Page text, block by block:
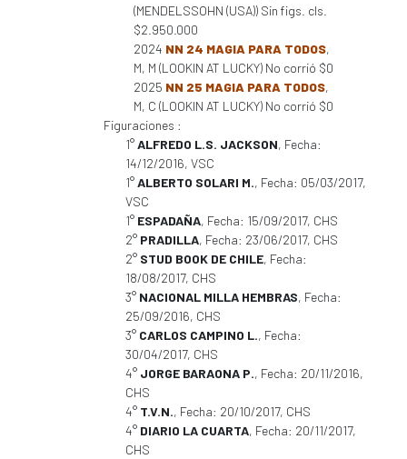
(MENDELSSOHN (USA)) Sin figs. cls.
$2.950.000
2024 NN 24 MAGIA PARA TODOS,
M, M (LOOKIN AT LUCKY) No corrió $0
2025 NN 25 MAGIA PARA TODOS,
M, C (LOOKIN AT LUCKY) No corrió $0
Figuraciones :
1°ALFREDO L.S. JACKSON, Fecha:
14/12/2016, VSC
1°ALBERTO SOLARI M., Fecha: 05/03/2017,
VSC
1° ESPADAÑA, Fecha: 15/09/2017, CHS
2° PRADILLA, Fecha: 23/06/2017, CHS
2° STUD BOOK DE CHILE, Fecha:
18/08/2017, CHS
3° NACIONAL MILLA HEMBRAS, Fecha:
25/09/2016, CHS
3° CARLOS CAMPINO L., Fecha:
30/04/2017, CHS
4° JORGE BARAONA P., Fecha: 20/11/2016,
CHS
4° T.V.N., Fecha: 20/10/2017, CHS
4° DIARIO LA CUARTA, Fecha: 20/11/2017,
CHS